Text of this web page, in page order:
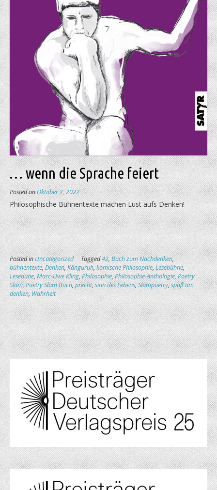
… wenn die Sprache feiert
Posted onOktober 7, 2022
Philosophische Bühnentexte machen Lust aufs Denken!
Posted inUncategorized Tagged42,Buch zum Nachdenken,
bühnentexte,Denken,Känguruh,komische Philosophie,Lesebühne,
Lesedüne,Marc-Uwe Kling,Philosophie,Philosophie-Anthologie,Poetry
Slam,Poetry Slam Buch,precht,sinn des Lebens,Slampoetry,spaß am
denken,Wahrheit